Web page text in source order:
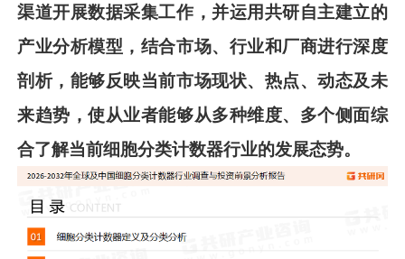
渠道开展数据采集工作，并运用共研自主建立的
产业分析模型，结合市场、行业和厂商进行深度
剖析，能够反映当前市场现状、热点、动态及未
来趋势，使从业者能够从多种维度、多个侧面综
合了解当前细胞分类计数器行业的发展态势。